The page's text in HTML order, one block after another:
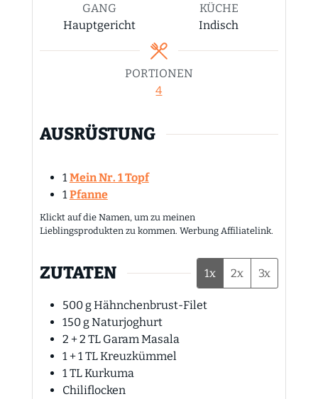
GANG
Hauptgericht
KÜCHE
Indisch
PORTIONEN
4
AUSRÜSTUNG
1Mein Nr. 1 Topf
1Pfanne
Klickt auf die Namen, um zu meinen
Lieblingsprodukten zu kommen. Werbung Affiliatelink.
ZUTATEN 1x 2x 3x
500gHähnchenbrust-Filet
150gNaturjoghurt
2 + 2 TL Garam Masala
1 + 1TLKreuzkümmel
1TLKurkuma
Chiliflocken